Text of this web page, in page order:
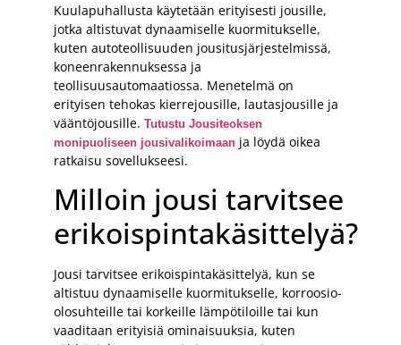
Kuulapuhallusta käytetään erityisesti jousille,
jotka altistuvat dynaamiselle kuormitukselle,
kuten autoteollisuuden jousitusjärjestelmissä,
koneenrakennuksessa ja
teollisuusautomaatiossa. Menetelmä on
erityisen tehokas kierrejousille, lautasjousille ja
vääntöjousille. Tutustu Jousiteoksen
monipuoliseen jousivalikoimaan ja löydä oikea
ratkaisu sovellukseesi.
Milloin jousi tarvitsee
erikoispintakäsittelyä?
Jousi tarvitsee erikoispintakäsittelyä, kun se
altistuu dynaamiselle kuormitukselle, korroosio-
olosuhteille tai korkeille lämpötiloille tai kun
vaaditaan erityisiä ominaisuuksia, kuten